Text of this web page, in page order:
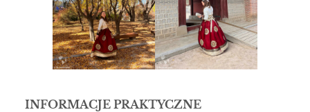
INFORMACJE PRAKTYCZNE